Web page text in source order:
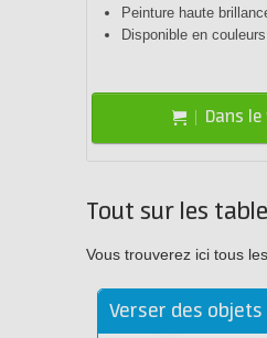
Peinture haute
Disponible en
Dans
Tout sur les
Vous trouverez ici tous